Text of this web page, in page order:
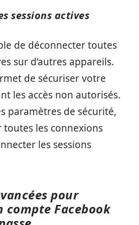
sessions actives
de déconnecter toutes
sur d’autres appareils.
de sécuriser votre
les accès non autorisés.
paramètres de sécurité,
toutes les connexions
les sessions
pour
compte Facebook